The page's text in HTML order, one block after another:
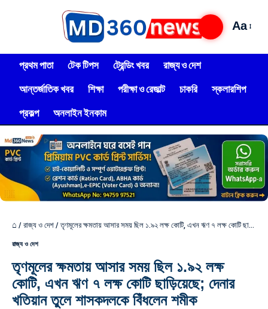
Aa
প্রথম পাতা টেক টিপস ট্রেন্ডিং খবর
রাজ্য ও দেশ
আন্তর্জাতিক খবর
শিক্ষা পরীক্ষা ও রেজাল্ট চাকরি
স্কলারশিপ
প্রকল্প
অনলাইন ইনকাম
⌂ / রাজ্য ও দেশ /তৃণমূলের ক্ষমতায় আসার সময় ছিল ১.৯২ লক্ষ কোটি, এখন ঋণ ৭ লক্ষ কোটি ছাড়িয়েছে; দেনার খতিয়ান তুলে শাসকদলকে বিঁধলেন শমীক
রাজ্য ও দেশ
তৃণমূলের ক্ষমতায় আসার সময় ছিল ১.৯২ লক্ষ
কোটি, এখন ঋণ ৭ লক্ষ কোটি ছাড়িয়েছে; দেনার
খতিয়ান তুলে শাসকদলকে বিঁধলেন শমীক